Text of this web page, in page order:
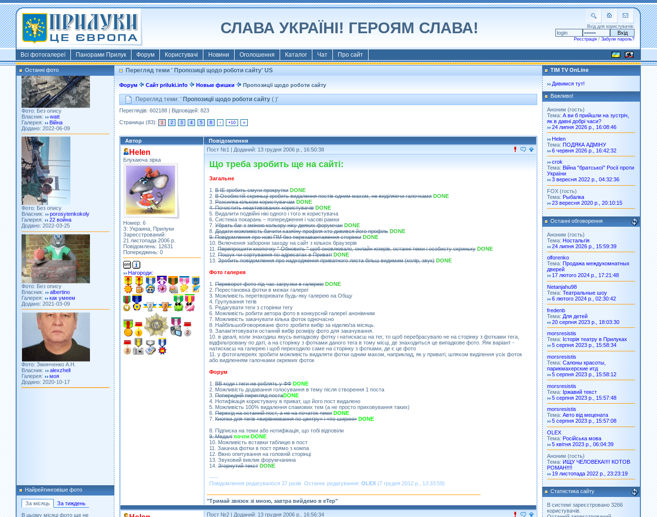
СЛАВА УКРАЇНІ! ГЕРОЯМ СЛАВА! Вхід для користувачів:
Реєстрація / Забули пароль?
Всі фотогалереї Панорами Прилук Форум Користувачі Новини Оголошення Каталог Чат Про сайт
Останні фото
Фото: Київ 2022
Власник:
morsresistis
Галерея:
Templates
Додано: 2022-11-13
Фото: Без опису
Власник:
watt
Галерея:
Війна
Додано: 2022-06-09
Фото: Без опису
Власник:
porosytenkokoly
Галерея:
Додано: 2022-03-25
Фото: Без опису
Власник:
albertino
Галерея:
как умеем
Додано: 2021-03-09
Фото: Зминченко А.Н.
alexzhell
Додано: 2020-10-17
Найрейтинговіше фото
За місяць
За тиждень
В цьому місяці фото ще не
Перегляд теми ' Пропозиції щодо роботи сайту' US
Форум Сайт priluki.info Новые фишки Пропозиції щодо роботи сайту
Перегляд теми: ' Пропозиції щодо роботи сайту ( )'
Переглядів: 602188 | Відповідей: 823
Страницы (83):
1 2 3 4 5 6 › +10 »
Автор Повідомлення
Helen
Блукаюча зірка
Номер: 6
З: Украина, Прилуки
Зареєстрований:
21 листопада 2006 р.
Повідомлень: 12631
Попереджень: 0
Нагороди:
Пост №1 | Доданий: 13 грудня 2006 р., 16:50:38
Що треба зробить ще на сайті:
Загальне
1. В ІЕ зробить смуги прокрутки DONE
2. В Особистій скриньці зробить видалення постів одним махом, не виділяючи галочками DONE
3. Розсилка кільком користувачам DONE
4. Почистить неактивованих користувачів DONE
5. Видалити подвійні нікі одного і того ж користувача
6. Система покарань – попередження і часові рамки
7. Убрать баг з зміною кольору ніку деяких форумчан DONE
8. Додати можливість бачити хазяїну профіля хто дивився його профіль DONE
9. Повідомлення про нові ПМ без перезавантаження сторінки DONE
10. Включення заборони заходу на сайт з кількох браузерів
11. Перепрошити кнопочку " Обновить " щоб оновлювало, онлайн юзерів, останні теми і особисту скриньку DONE
12. Пошук чи сортування по адресатах в Приваті DONE
13. Зробить повідомлення про надходження приватного листа більш видимим (колір, звук) DONE
Фото галерея
1. Переворот фото під час загрузки в галерею DONE
2. Перестановка фотки в межах галереї
3. Можливість перетворювати будь-яку галерею на Общу
4. Групування тегів
5. Редагувати теги з сторінки тегу
6. Можливість робити автора фото в конкурсній галереї анонімним
7. Можливість закачувати кілька фоток одночасно
8. Найбільшобговорюване фото зробити вибір за ніделю/за місяць.
9. Запам‘ятовувати останній вибір розміру фото для закачування.
10. в ідеалі, коли знаходиш якусь випадкову фотку і натискаєш на тег, то щоб перебрасувало не на сторінку з фотками тега,
відфільтровану по даті, а на сторінку з фотками даного тега в тому місці, де знаходиться це випадкове фото. Яяк варіант -
натискаєш на галерею і щоб переходило саме на сторінку з фотками, де є це фото
11. у фотогалереях зробити можливість видаляти фотки одним махом, наприклад, як у приваті, шляхом виділення усіх фоток
або виділенням галочками окремих фоток
Форум
1. ВВ коди і теги не роблять у ФФ DONE
2. Можливість додавання голосування в тему після створення 1 поста
3. Попередній перегляд постаDONE
4. Нотифікація користувачу в приват, що його пост видалено
5. Можливість 100% видалення спамових тем (а не просто приховування таких)
6. Перехід на останній пост, а не на початок теми DONE
7. Кнопки для тегів «вирівнювання по центру» і «по ширині» DONE
8. Підписка на теми або нотифікація, що тобі відповіли
9. Медалі почти DONE
10. Можливість вставки таблицю в пост
11. Закачка фотки в пост прямо з компа
12. Вікно опитування на головній сторінці
13. Звуковий виклик форумчанина
14. Згорнутий текст DONE
-----
Повідомлення редагувалося 37 разів. Останнє редагування: OLEX (7 грудня 2012 р., 13:33:59)
"Тримай звязок зі мною, завтра вийдемо в еТер"
Пост №2 | Доданий: 13 грудня 2006 р., 16:56:34
TIM TV OnLine
Дивимся тут!
Важливо!
Аноним (гость)
Тема: А ви б прийшли на зустріч,
як в давні добрі часи?
24 липня 2026 р., 16:08:46
Helen
Тема: ПОДЯКА АДМІНУ
6 червня 2026 р., 16:42:32
crok
Тема: Війна "братської" Росії проти
України
3 вересня 2022 р., 04:32:36
FOX (гость)
Тема: Рыбалка
23 вересня 2020 р., 20:10:15
Останні обговорення
Аноним (гость)
Тема: Ностальгія
24 липня 2026 р., 15:59:39
olforenko
Тема: Продажа междукомнатных
дверей
17 лютого 2024 р., 17:21:48
Netanjahu98
Тема: Театральные шоу
6 лютого 2024 р., 02:30:42
fredenb
Тема: Для детей
20 серпня 2023 р., 18:03:30
morsresistis
Тема: Історія театру в Прилуках
5 серпня 2023 р., 15:58:34
morsresistis
Тема: Салоны красоты,
парикмахерские итд
5 серпня 2023 р., 15:58:12
morsresistis
Тема: Іржавий текст
5 серпня 2023 р., 15:57:48
morsresistis
Тема: Авто від мецената
5 серпня 2023 р., 15:57:08
OLEX
Тема: Російська мова
5 квітня 2023 р., 06:04:39
Аноним (гость)
Тема: ИЩУ ЧЕЛОВЕКА!!!! КОТОВ
РОМАН!!!!
19 листопада 2022 р., 23:23:19
Статистика сайту
В системі зареєстровано 3266
користувачів.